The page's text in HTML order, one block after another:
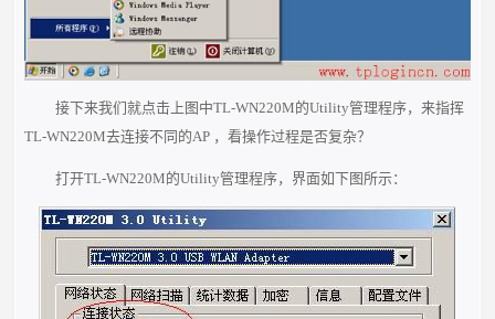
接下来我们就点击上图中TL-WN220M的Utility管理程序，来指挥
TL-WN220M去连接不同的AP ，看操作过程是否复杂？
打开TL-WN220M的Utility管理程序，界面如下图所示：